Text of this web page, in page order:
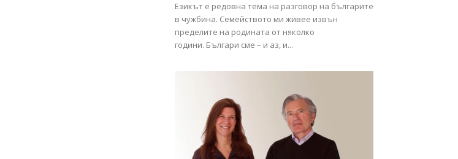
Езикът е редовна тема на разговор на българите
в чужбина. Семейството ми живее извън
пределите на родината от няколко
години. Българи сме – и аз, и...